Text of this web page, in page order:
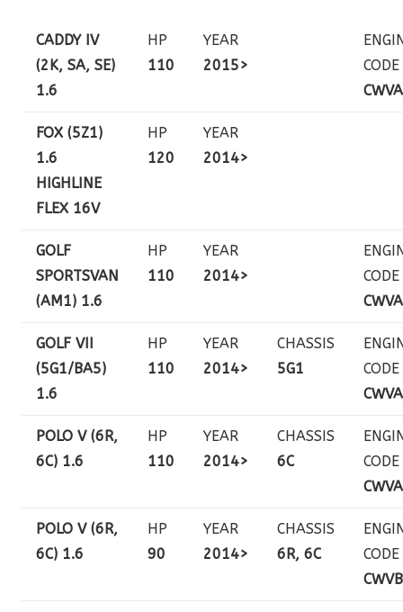
CADDY IV
(2K, SA, SE)
1.6
HP
110
YEAR
2015>
CODE
CWVA
FOX (5Z1)
1.6
HIGHLINE
FLEX 16V
HP
120
YEAR
2014>
GOLF
SPORTSVAN
(AM1) 1.6
HP
110
YEAR
2014>
CODE
CWVA
GOLF VII
(5G1/BA5)
1.6
HP
110
YEAR
2014>
CHASSIS
5G1
CODE
CWVA
POLO V (6R,
6C) 1.6
HP
110
YEAR
2014>
CHASSIS
6C
CODE
CWVA
POLO V (6R,
6C) 1.6
HP
90
YEAR
2014>
CHASSIS
6R, 6C
CODE
CWVB